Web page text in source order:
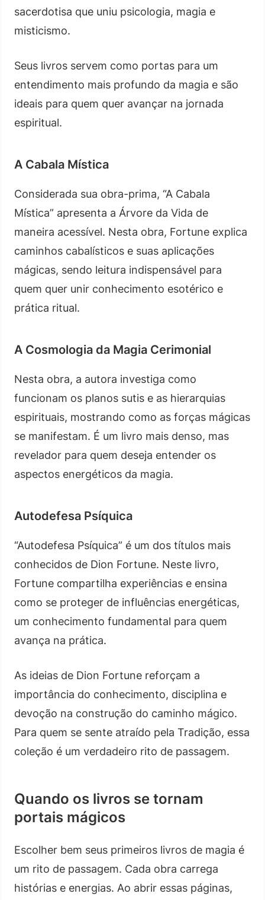
sacerdotisa que uniu psicologia, magia e
misticismo.
Seus livros servem como portas para um
entendimento mais profundo da magia e são
ideais para quem quer avançar na jornada
espiritual.
A Cabala Mística
Considerada sua obra-prima, “A Cabala
Mística” apresenta a Árvore da Vida de
maneira acessível. Nesta obra, Fortune explica
caminhos cabalísticos e suas aplicações
mágicas, sendo leitura indispensável para
quem quer unir conhecimento esotérico e
prática ritual.
A Cosmologia da Magia Cerimonial
Nesta obra, a autora investiga como
funcionam os planos sutis e as hierarquias
espirituais, mostrando como as forças mágicas
se manifestam. É um livro mais denso, mas
revelador para quem deseja entender os
aspectos energéticos da magia.
Autodefesa Psíquica
“Autodefesa Psíquica” é um dos títulos mais
conhecidos de Dion Fortune. Neste livro,
Fortune compartilha experiências e ensina
como se proteger de influências energéticas,
um conhecimento fundamental para quem
avança na prática.
As ideias de Dion Fortune reforçam a
importância do conhecimento, disciplina e
devoção na construção do caminho mágico.
Para quem se sente atraído pela Tradição, essa
coleção é um verdadeiro rito de passagem.
Quando os livros se tornam
portais mágicos
Escolher bem seus primeiros livros de magia é
um rito de passagem. Cada obra carrega
histórias e energias. Ao abrir essas páginas,